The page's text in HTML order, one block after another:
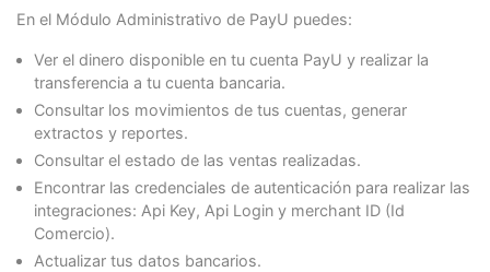
En el Módulo Administrativo de PayU puedes:
Ver el dinero disponible en tu cuenta PayU y realizar la
transferencia a tu cuenta bancaria.
Consultar los movimientos de tus cuentas, generar
extractos y reportes.
Consultar el estado de las ventas realizadas.
Encontrar las credenciales de autenticación para realizar las
integraciones: Api Key, Api Login y merchant ID (Id
Comercio).
Actualizar tus datos bancarios.